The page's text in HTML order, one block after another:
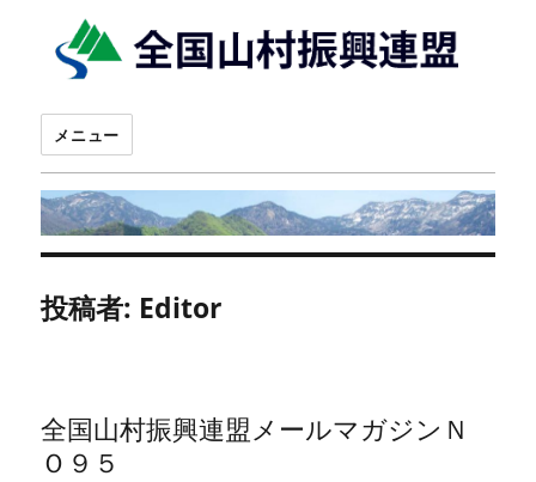
メニュー
投稿者: Editor
全国山村振興連盟メールマガジンＮ
Ｏ９５